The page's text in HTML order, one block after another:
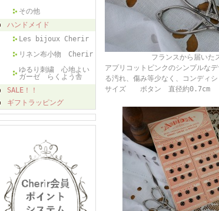
その他
ハンドメイド
Les bijoux Cherir
リネン布小物 Cherir
ゆるり刺繍 心地よい
ガーゼ らくよう舎
SALE！！
ギフトラッピング
フランスから届いたスナップ
アプリコットピンクのシンプルな
る汚れ、傷み等少なく、コン
サイズ ボタン 直径約0.7cm